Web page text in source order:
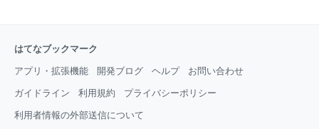
はてなブックマーク
アプリ・拡張機能 開発ブログ ヘルプ お問い合わせ
ガイドライン 利用規約 プライバシーポリシー
利用者情報の外部送信について